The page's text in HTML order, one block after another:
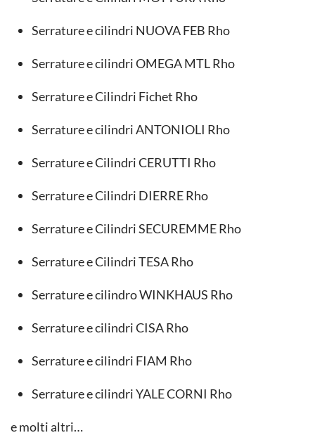
Serrature e cilindri NUOVA FEB Rho
Serrature e cilindri OMEGA MTL Rho
Serrature e Cilindri Fichet Rho
Serrature e cilindri ANTONIOLI Rho
Serrature e Cilindri CERUTTI Rho
Serrature e Cilindri DIERRE Rho
Serrature e Cilindri SECUREMME Rho
Serrature e Cilindri TESA Rho
Serrature e cilindro WINKHAUS Rho
Serrature e cilindri CISA Rho
Serrature e cilindri FIAM Rho
Serrature e cilindri YALE CORNI Rho
e molti altri…